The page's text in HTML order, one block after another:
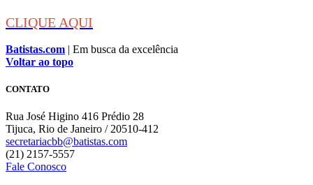
CLIQUE AQUI
Batistas.com | Em busca da excelência
Voltar ao topo
CONTATO
Rua José Higino 416 Prédio 28
Tijuca, Rio de Janeiro / 20510-412
secretariacbb@batistas.com
(21) 2157-5557
Fale Conosco